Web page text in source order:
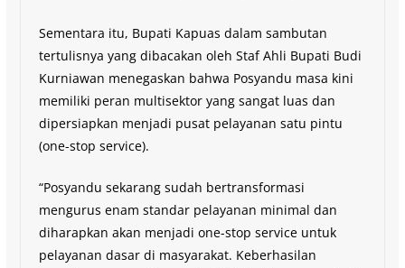
Sementara itu, Bupati Kapuas dalam sambutan
tertulisnya yang dibacakan oleh Staf Ahli Bupati Budi
Kurniawan menegaskan bahwa Posyandu masa kini
memiliki peran multisektor yang sangat luas dan
dipersiapkan menjadi pusat pelayanan satu pintu
(one-stop service).
“Posyandu sekarang sudah bertransformasi
mengurus enam standar pelayanan minimal dan
diharapkan akan menjadi one-stop service untuk
pelayanan dasar di masyarakat. Keberhasilan